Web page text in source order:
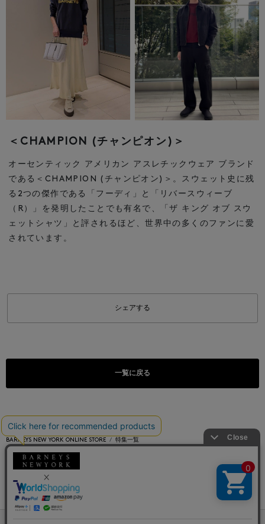
＜CHAMPION (チャンピオン)＞
オーセンティック アメリカン アスレチックウェア ブランド
である＜CHAMPION (チャンピオン)＞。 スウェット史に残
る2つの傑作である「フーディ」と「リバースウィーブ
（R）」を発明したことでも有名で、
「ザ キング オブ スウ
ェットシャツ」と評されるほど、世界中の多くのファンに愛
されています。
シェアする
一覧に戻る
BARNEYS NEW YORK ONLINE STORE
特集一覧
イテムが新登場！